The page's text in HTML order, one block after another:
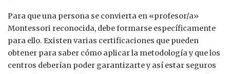
Para que una persona se convierta en «profesor/a»
Montessori reconocida, debe formarse específicamente
para ello. Existen varias certificaciones que pueden
obtener para saber cómo aplicar la metodología y que los
centros deberían poder garantizarte y así estar seguros